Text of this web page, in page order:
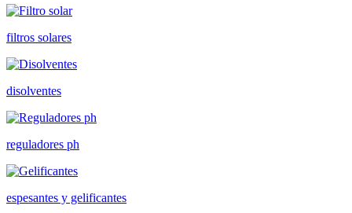
filtros solares
disolventes
reguladores ph
espesantes y gelificantes